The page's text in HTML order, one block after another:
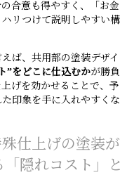
合意も得やすく、「お金
リつけて説明しやすい構
ば、共用部の塗装デザイ
”をどこに仕込むかが勝負
げを効かせることで、予
印象を手に入れやすくな
仕上げの塗装が
隠れコスト」と